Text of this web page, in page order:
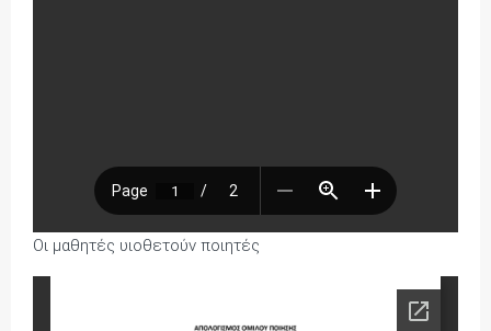
Οι μαθητές υιοθετούν ποιητές